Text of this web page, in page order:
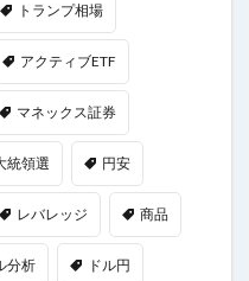
トランプ相場
アクティブETF
マネックス証券
統領選 円安
レバレッジ 商品
分析 ドル円